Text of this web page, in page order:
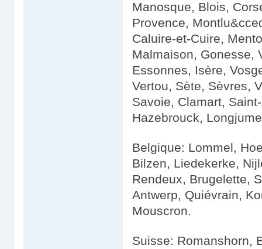
Manosque, Blois,
Provence,
Caluire-et-Cuire,
Malmaison, Gonesse,
Essonnes, Isère,
Vertou, Sète, Sèvres,
Savoie, Clamart,
Hazebrouck,
Belgique: Lommel,
Bilzen, Liedekerke,
Rendeux, Brugelette,
Antwerp, Quiévrain,
Mouscron.
Suisse: Romanshorn,